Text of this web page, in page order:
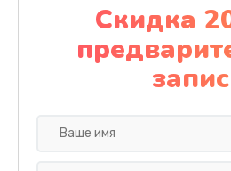
Замена дисплея
2000
Ремонт платы
Скидка